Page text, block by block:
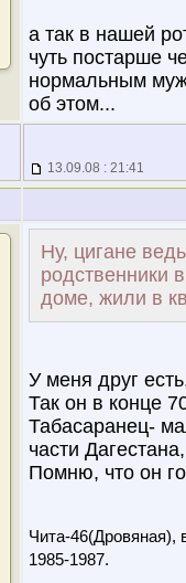
а так в нашей
чуть постарше
нормальным
об этом...
13.09.08 : 21:41
Ну, цигане
родственники
доме, жили в
У меня друг
Так он в конце
Табасаранец-
части
Помню, что он
Чита-46(Дровяная),
1985-1987.